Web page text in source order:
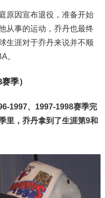
原因宣布退役，准备开始
从事的运动，乔丹也最终
生涯对于乔丹来说并不顺
。
季）
1997、1997-1998赛季完
里，乔丹拿到了生涯第9和